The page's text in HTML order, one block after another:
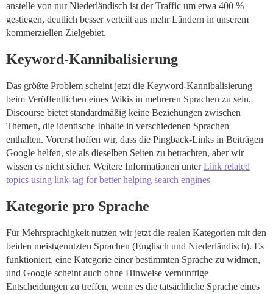
anstelle von nur Niederländisch ist der Traffic um etwa 400 %
gestiegen, deutlich besser verteilt aus mehr Ländern in unserem
kommerziellen Zielgebiet.
Keyword-Kannibalisierung
Das größte Problem scheint jetzt die Keyword-Kannibalisierung
beim Veröffentlichen eines Wikis in mehreren Sprachen zu sein.
Discourse bietet standardmäßig keine Beziehungen zwischen
Themen, die identische Inhalte in verschiedenen Sprachen
enthalten. Vorerst hoffen wir, dass die Pingback-Links in Beiträgen
Google helfen, sie als dieselben Seiten zu betrachten, aber wir
wissen es nicht sicher. Weitere Informationen unterLink related
topics using link-tag for better helping search engines
Kategorie pro Sprache
Für Mehrsprachigkeit nutzen wir jetzt die realen Kategorien mit den
beiden meistgenutzten Sprachen (Englisch und Niederländisch). Es
funktioniert, eine Kategorie einer bestimmten Sprache zu widmen,
und Google scheint auch ohne Hinweise vernünftige
Entscheidungen zu treffen, wenn es die tatsächliche Sprache eines